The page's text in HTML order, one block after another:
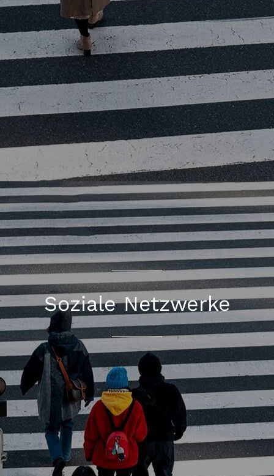
Soziale Netzwerke